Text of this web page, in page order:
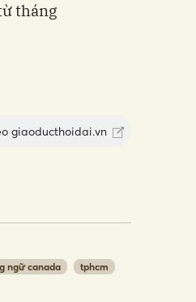
tháng
giaoducthoidai.vn
ngữ canada
tphcm